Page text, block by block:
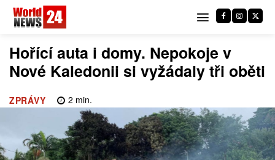
Hořící auta i domy. Nepokoje v
Nové Kaledonii si vyžádaly tři oběti
ZPRÁVY 2 min.